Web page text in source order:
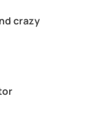
crazy